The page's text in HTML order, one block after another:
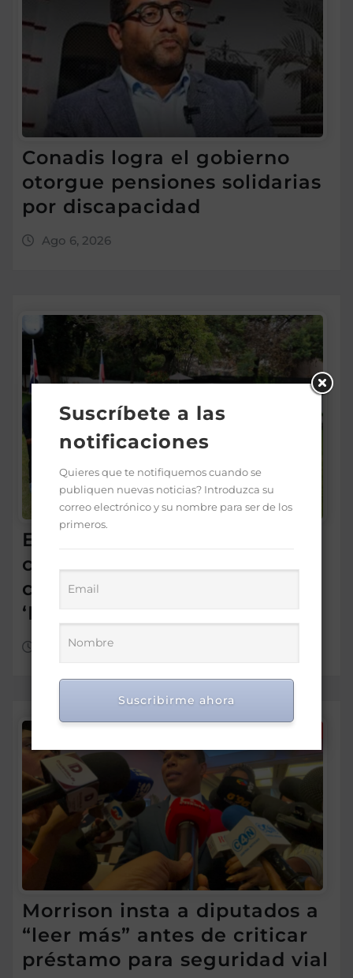
Conadis logra el gobierno
otorgue pensiones solidarias
por discapacidad
Ago 6, 2026
Embajada Dominicana y
comunidad en Chile reciben
con entusiasmo a las
‘Princesas del Caribe’
Ago 6, 2026
Morrison insta a diputados a
“leer más” antes de criticar
préstamo para seguridad vial
Suscríbete a las
notificaciones
Quieres que te notifiquemos cuando se
publiquen nuevas noticias? Introduzca su
correo electrónico y su nombre para ser de los
primeros.
Suscribirme ahora